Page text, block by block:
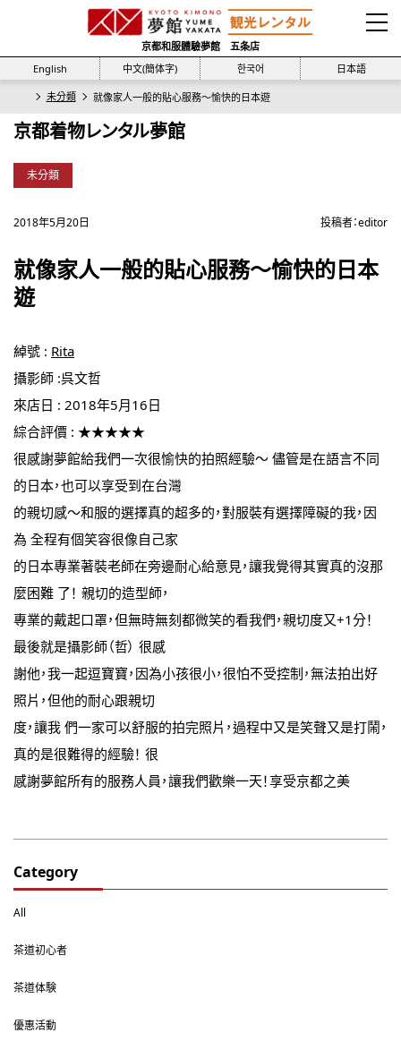
京都和服體驗夢館 五条店
English
中文(簡体字) 한국어 日本語
未分類 就像家人一般的貼心服務～愉快的日本遊
京都着物レンタル夢館
Category
All
茶道初心者
茶道体験
優惠活動
未分類
2018年5月20日 投稿者：editor
就像家人一般的貼心服務～愉快的日本
遊
綽號 : Rita
攝影師 :呉文哲
來店日 : 2018年5月16日
綜合評價 : ★★★★★
很感謝夢館給我們一次很愉快的拍照經驗～ 儘管是在語言不同
的日本，也可以享受到在台灣
的親切感～和服的選擇真的超多的，對服裝有選擇障礙的我，因
為 全程有個笑容很像自己家
的日本專業著裝老師在旁邊耐心給意見，讓我覺得其實真的沒那
麼困難 了！ 親切的造型師，
專業的戴起口罩，但無時無刻都微笑的看我們，親切度又+1分！
最後就是攝影師（哲） 很感
謝他，我一起逗寶寶，因為小孩很小，很怕不受控制，無法拍出好
照片，但他的耐心跟親切
度，讓我 們一家可以舒服的拍完照片，過程中又是笑聲又是打鬧，
真的是很難得的經驗！ 很
感謝夢館所有的服務人員，讓我們歡樂一天！享受京都之美